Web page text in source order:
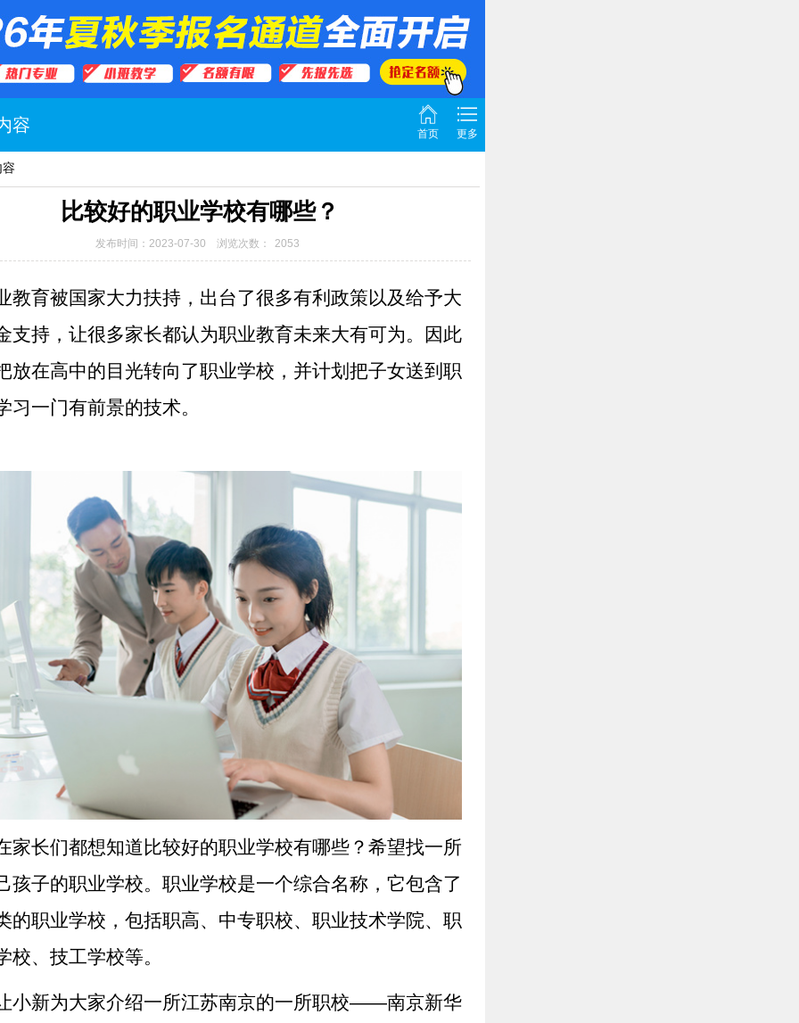
容 首页 更多
比较好的职业学校有哪些？
发布时间：2023-07-30 浏览次数： 2053
教育被国家大力扶持，出台了很多有利政策以及给予大
支持，让很多家长都认为职业教育未来大有可为。因此
放在高中的目光转向了职业学校，并计划把子女送到职
习一门有前景的技术。
家长们都想知道比较好的职业学校有哪些？希望找一所
孩子的职业学校。职业学校是一个综合名称，它包含了
的职业学校，包括职高、中专职校、职业技术学院、职
校、技工学校等。
小新为大家介绍一所江苏南京的一所职校——南京新华